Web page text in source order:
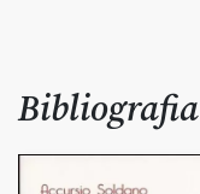
Bibliografia